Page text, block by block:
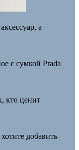
а
с сумкой Prada
кто ценит
добавить